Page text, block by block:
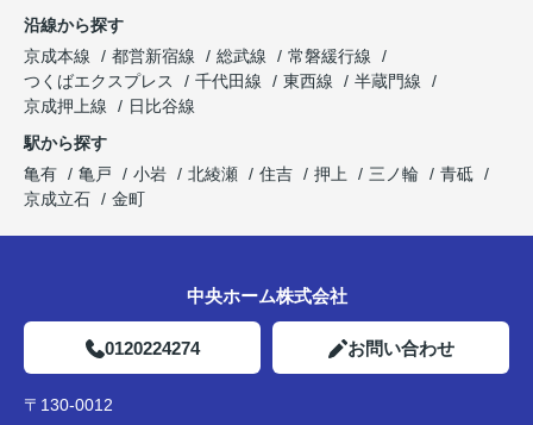
沿線から探す
京成本線
都営新宿線 総武線
常磐緩行線
つくばエクスプレス
千代田線 東西線
半蔵門線
京成押上線
日比谷線
駅から探す
亀有
亀戸 小岩 北綾瀬 住吉 押上 三ノ輪
青砥
京成立石
金町
中央ホーム株式会社
0120224274 お問い合わせ
〒130-0012